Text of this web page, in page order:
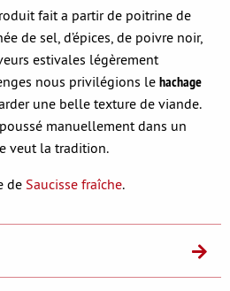
fait a partir de poitrine de
de sel, d’épices, de poivre noir,
estivales légèrement
nous privilégions le hachage
une belle texture de viande.
manuellement dans un
veut la tradition.
de Saucisse fraîche.